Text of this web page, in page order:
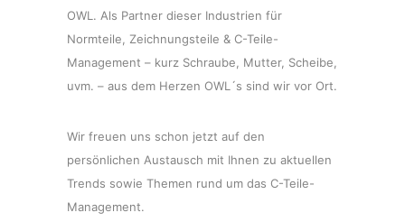
OWL. Als Partner dieser Industrien für
Normteile, Zeichnungsteile & C-Teile-
Management – kurz Schraube, Mutter, Scheibe,
uvm. – aus dem Herzen OWL´s sind wir vor Ort.
Wir freuen uns schon jetzt auf den
persönlichen Austausch mit Ihnen zu aktuellen
Trends sowie Themen rund um das C-Teile-
Management.